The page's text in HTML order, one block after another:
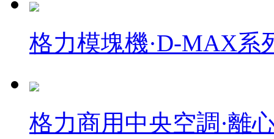
格力模塊機·D-MAX
格力商用中央空調·離